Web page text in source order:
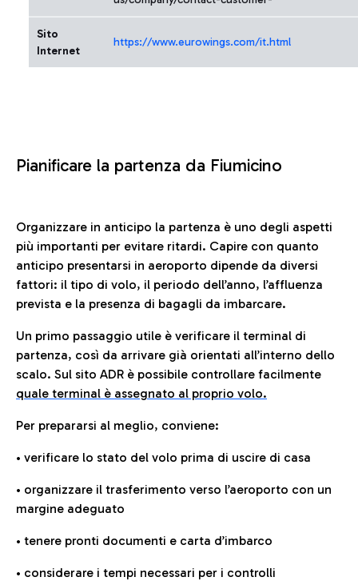
Sito
Internet
https://www.eurowings.com/it.html
Pianificare la partenza da Fiumicino
Organizzare in anticipo la partenza è uno degli aspetti
più importanti per evitare ritardi. Capire con quanto
anticipo presentarsi in aeroporto dipende da diversi
fattori: il tipo di volo, il periodo dell’anno, l’affluenza
prevista e la presenza di bagagli da imbarcare.
Un primo passaggio utile è verificare il terminal di
partenza, così da arrivare già orientati all’interno dello
scalo. Sul sito ADR è possibile controllare facilmente
quale terminal è assegnato al proprio volo.
Per prepararsi al meglio, conviene:
• verificare lo stato del volo prima di uscire di casa
• organizzare il trasferimento verso l’aeroporto con un
margine adeguato
• tenere pronti documenti e carta d’imbarco
• considerare i tempi necessari per i controlli